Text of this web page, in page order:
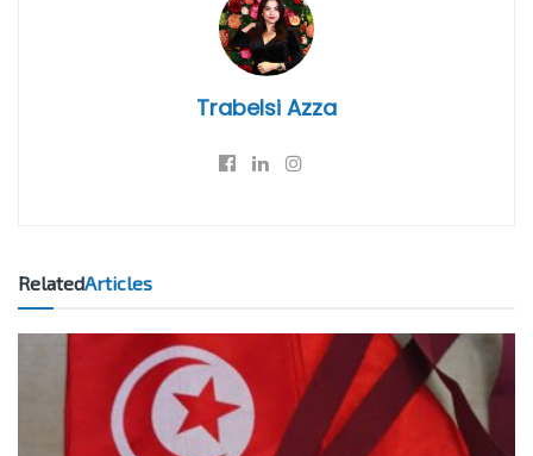
Trabelsi Azza
RelatedArticles